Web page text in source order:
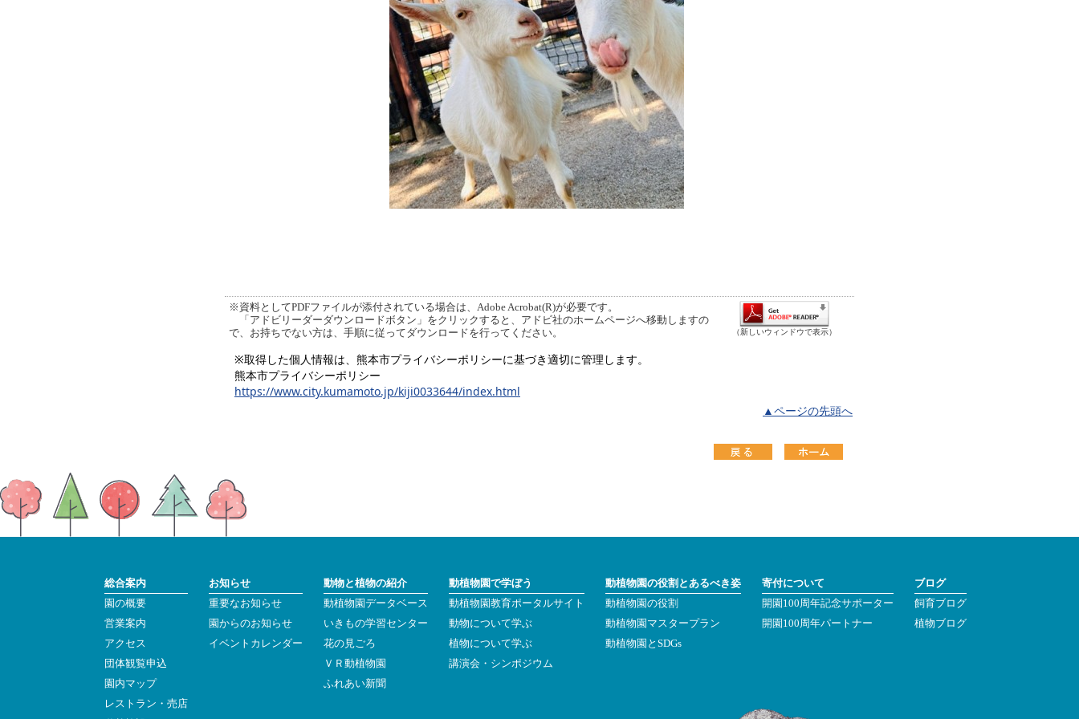
※資料としてPDFファイルが添付されている場合は、Adobe Acrobat(R)が必要です。
「アドビリーダーダウンロードボタン」をクリックすると、アドビ社のホームページへ移動しますの
で、お持ちでない方は、手順に従ってダウンロードを行ってください。
（新しいウィンドウで表示）
※取得した個人情報は、熊本市プライバシーポリシーに基づき適切に管理します。
熊本市プライバシーポリシー
https://www.city.kumamoto.jp/kiji0033644/index.html
▲ページの先頭へ
総合案内
園の概要
営業案内
アクセス
団体観覧申込
園内マップ
レストラン・売店
お知らせ
重要なお知らせ
園からのお知らせ
イベントカレンダー
動物と植物の紹介
動植物園データベース
いきもの学習センター
花の見ごろ
ＶＲ動植物園
ふれあい新聞
動植物園で学ぼう
動植物園教育ポータルサイト
動物について学ぶ
植物について学ぶ
講演会・シンポジウム
動植物園の役割とあるべき姿
動植物園の役割
動植物園マスタープラン
動植物園とSDGs
寄付について
開園100周年記念サポーター
開園100周年パートナー
ブログ
飼育ブログ
植物ブログ